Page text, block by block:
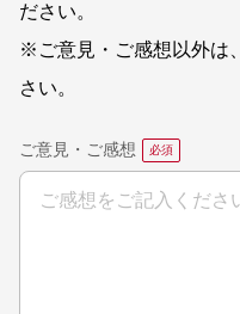
ださい。
※ご意見・ご感想以外は、
さい。
ご意見・ご感想